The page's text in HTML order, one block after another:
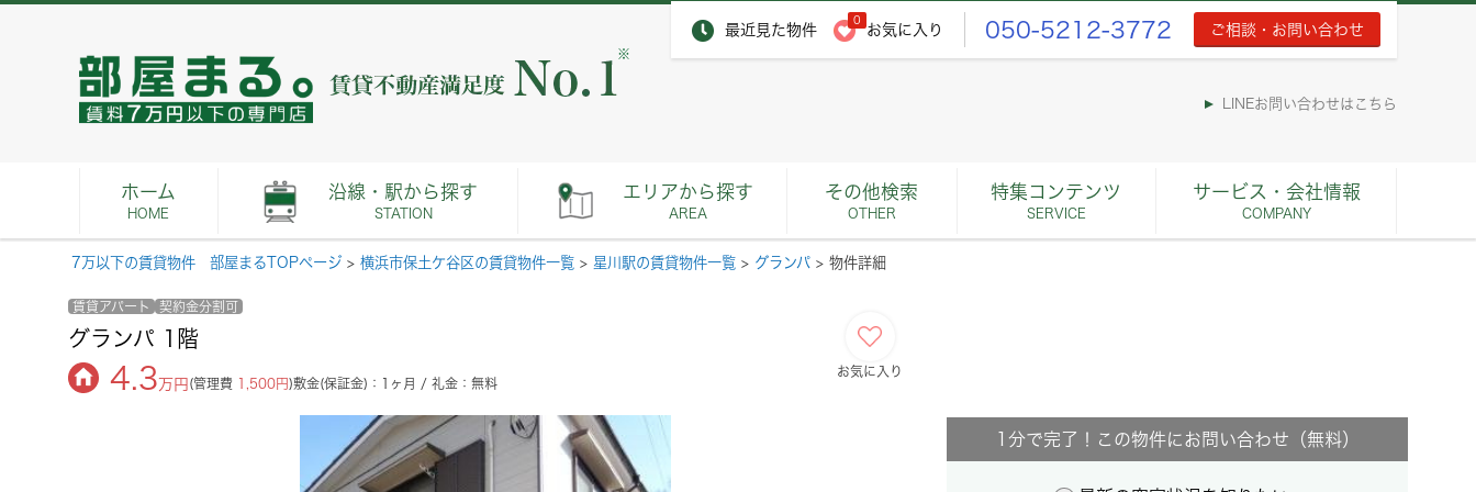
最近見た物件
0
お気に入り 050-5212-3772 ご相談・お問い合わせ
※
LINEお問い合わせはこちら
ホーム
HOME
沿線・駅から探す
STATION
エリアから探す
AREA
その他検索
OTHER
特集コンテンツ
SERVICE
サービス・会社情報
COMPANY
7万以下の賃貸物件 部屋まるTOPページ > 横浜市保土ケ谷区の賃貸物件一覧 > 星川駅の賃貸物件一覧 > グランパ > 物件詳細
賃貸アパート 契約金分割可
グランパ 1階
4.3 万円 (管理費 1,500円)敷金(保証金)：1ヶ月 / 礼金：無料
お気に入り
1分で完了！この物件にお問い合わせ（無料）